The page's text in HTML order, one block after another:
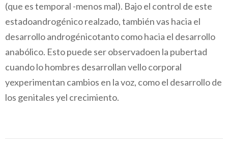
(que es temporal -menos mal). Bajo el control de este
estadoandrogénico realzado, también vas hacia el
desarrollo androgénicotanto como hacia el desarrollo
anabólico. Esto puede ser observadoen la pubertad
cuando lo hombres desarrollan vello corporal
yexperimentan cambios en la voz, como el desarrollo de
los genitales yel crecimiento.